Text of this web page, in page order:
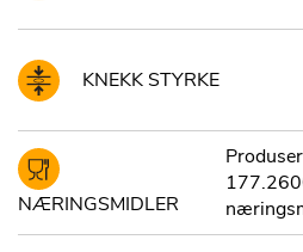
KNEKK STYRKE
NÆRINGSMIDLER